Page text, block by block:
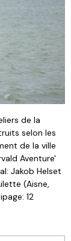
de la
selon les
de la ville
Aventure'
Jakob Helset
(Aisne,
12